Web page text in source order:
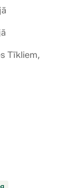
Tīkliem,
Precei